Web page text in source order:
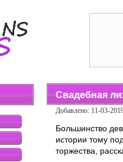
Свадебная
Добавлено: 11-03-
Большинство
истории тому
торжества,